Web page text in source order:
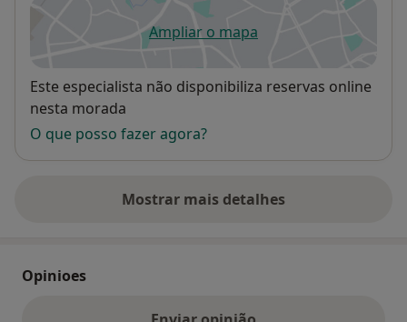
Ampliar o mapaabre num novo separador
Disponibilidade
Este especialista não disponibiliza reservas online
nesta morada
O que posso fazer agora?
Mostrar mais detalhes
sobre o endereço
Opinioes